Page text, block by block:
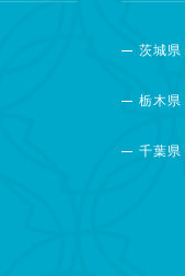
茨城県
栃木県
千葉県